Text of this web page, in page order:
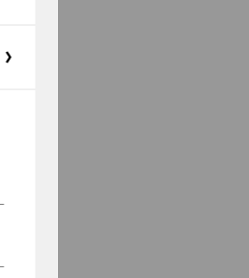
Webstatistik